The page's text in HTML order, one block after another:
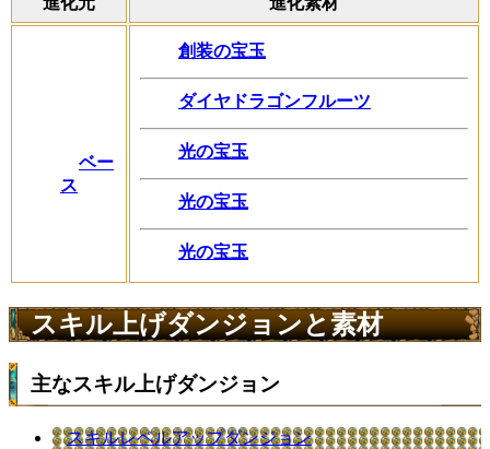
ベー
ス
創装の宝玉
ダイヤドラゴンフルーツ
光の宝玉
光の宝玉
光の宝玉
スキル上げダンジョンと素材
主なスキル上げダンジョン
スキルレベルアップダンジョン